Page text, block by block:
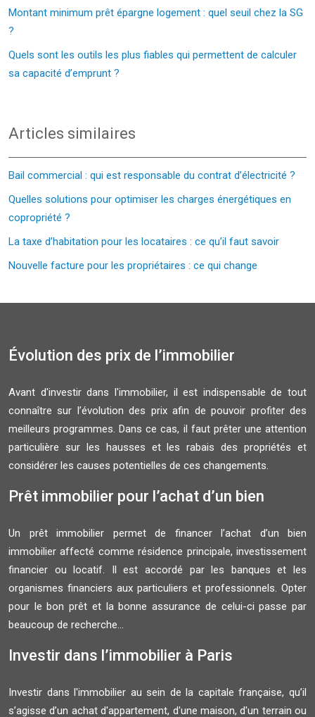
Montant minimum prêt épargne logement : quel seuil chez la SG
?
Quels sont les outils les plus fiables qui permettent de calculer
sa capacité d’emprunt ?
Articles similaires
Bail commercial : qui est responsable du contrat d’électricité ?
Quelles solutions pour optimiser les charges énergétiques en
copropriété ?
La taxe d’habitation pour les locataires : ce qu’il faut savoir
Nouvelle facture pour les propriétaires : ce qui change
Évolution des prix de l’immobilier
Avant d'investir dans l'immobilier, il est indispensable de tout
connaître sur l’évolution des prix afin de pouvoir profiter des
meilleurs programmes. Dans ce cas, il faut prêter une attention
particulière sur les hausses et les rabais des propriétés et
considérer les causes potentielles de ces changements.
Prêt immobilier pour l’achat d’un bien
Un prêt immobilier permet de financer l’achat d’un bien
immobilier affecté comme résidence principale, investissement
financier ou locatif. Il est accordé par les banques et les
organismes financiers aux particuliers et professionnels. Opter
pour le bon prêt et la bonne assurance de celui-ci passe par
beaucoup de recherche...
Investir dans l’immobilier à Paris
Investir dans l'immobilier au sein de la capitale française, qu’il
s’agisse d’un achat d'appartement, d'une maison, d'un terrain ou